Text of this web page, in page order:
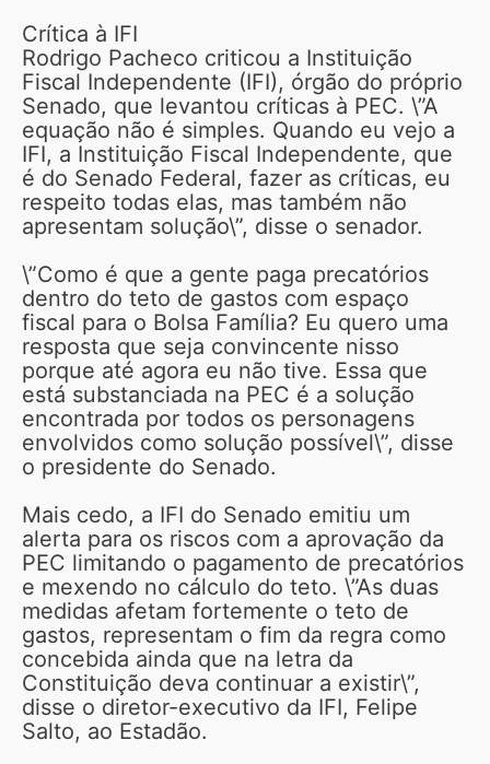
Crítica à IFI
Rodrigo Pacheco criticou a Instituição
Fiscal Independente (IFI), órgão do próprio
Senado, que levantou críticas à PEC. \”A
equação não é simples. Quando eu vejo a
IFI, a Instituição Fiscal Independente, que
é do Senado Federal, fazer as críticas, eu
respeito todas elas, mas também não
apresentam solução\”, disse o senador.
\”Como é que a gente paga precatórios
dentro do teto de gastos com espaço
fiscal para o Bolsa Família? Eu quero uma
resposta que seja convincente nisso
porque até agora eu não tive. Essa que
está substanciada na PEC é a solução
encontrada por todos os personagens
envolvidos como solução possível\”, disse
o presidente do Senado.
Mais cedo, a IFI do Senado emitiu um
alerta para os riscos com a aprovação da
PEC limitando o pagamento de precatórios
e mexendo no cálculo do teto. \”As duas
medidas afetam fortemente o teto de
gastos, representam o fim da regra como
concebida ainda que na letra da
Constituição deva continuar a existir\”,
disse o diretor-executivo da IFI, Felipe
Salto, ao Estadão.